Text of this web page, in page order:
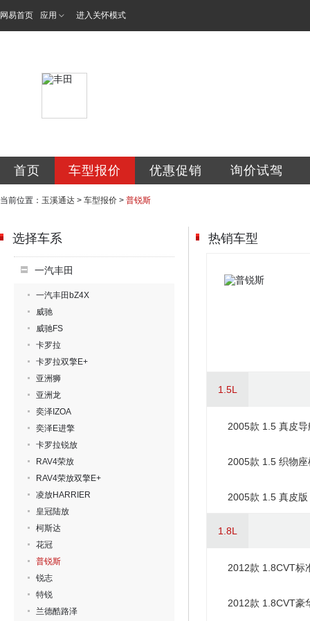
网易首页 应用 进入关怀模式
首页 车型报价 优惠促销 询价试驾
当前位置： 玉溪通达 > 车型报价 > 普锐斯
选择车系
一汽丰田
一汽丰田bZ4X
威驰
威驰FS
卡罗拉
卡罗拉双擎E+
亚洲狮
亚洲龙
奕泽IZOA
奕泽E进擎
卡罗拉锐放
RAV4荣放
RAV4荣放双擎E+
凌放HARRIER
皇冠陆放
柯斯达
花冠
普锐斯
锐志
特锐
兰德酷路泽
热销车型
1.5L
2005款 1.5 真皮导
2005款 1.5 织物座
2005款 1.5 真皮版
1.8L
2012款 1.8CVT标
2012款 1.8CVT豪